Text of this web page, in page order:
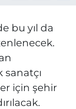
bu yıl da
için şehir